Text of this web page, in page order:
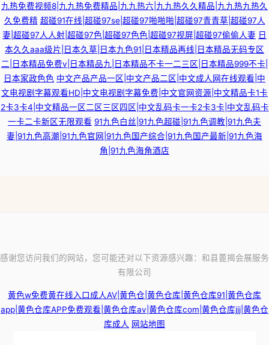
九热免费视频8|九九热免费精品|九九热六|九九热久久精品|九九热九热久
久免费精 超碰91在线|超碰97se|超碰97啪啪啪|超碰97青青草|超碰97人
妻|超碰97人人射|超碰97色|超碰97色色|超碰97视屏|超碰97偷偷人妻 日
本久久aaa级片|日本久草|日本九色91|日本精品再线|日本精品无码专区
二|日本精品免费v|日本精品九|日本精品不卡一二三区|日本精品999不卡|
日本家政色色 中文产品产品一区|中文产品二区|中文成人网在线观看|中
文电视剧字幕观看HD|中文电视剧字幕免费|中文官网资源|中文精品卡1卡
2卡3卡4|中文精品一区二区三区四区|中文乱码卡一卡2卡3卡|中文乱码卡
一卡二卡新区无限观看 91九色白丝|91九色超碰|91九色调教|91九色夫
妻|91九色高潮|91九色官网|91九色国产综合|91九色国产最新|91九色海
角|91九色海角酒店
感谢您访问我们的网站，您可能还对以下资源感兴趣：和县蓖揭会展服务
有限公司
黄色w免费黄在线入口成人AV|黄色仓|黄色仓库|黄色仓库91|黄色仓库
app|黄色仓库APP免费观看|黄色仓库av|黄色仓库com|黄色仓库jjj|黄色仓
库成人 网站地图